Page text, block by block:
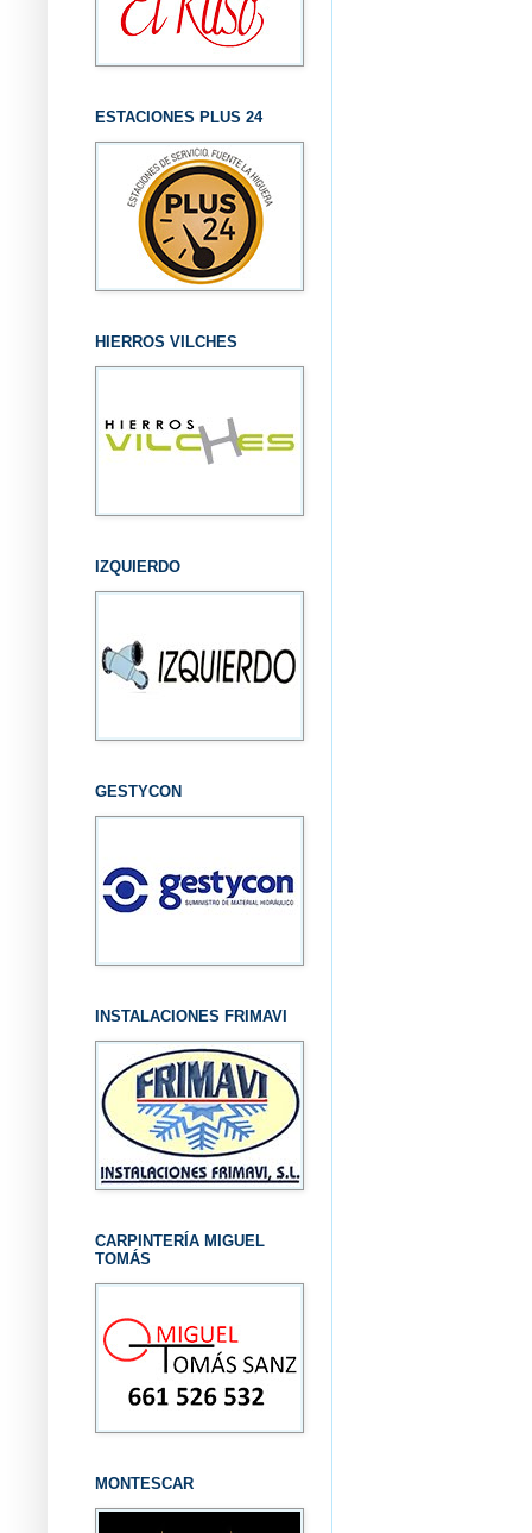
ESTACIONES PLUS 24
HIERROS VILCHES
IZQUIERDO
GESTYCON
INSTALACIONES FRIMAVI
CARPINTERÍA MIGUEL
TOMÁS
MONTESCAR